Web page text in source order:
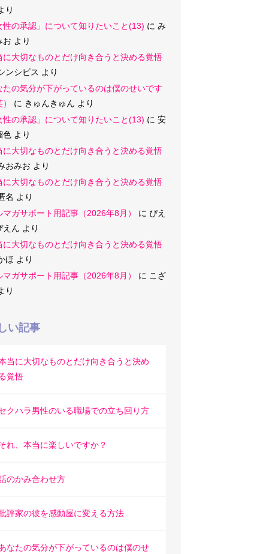
り
性の承認」について知りたいこと(13) に み
お より
に大切なものとだけ向き合うと決める覚悟
ンシビス より
たの気分が下がっているのは僕のせいです
に きゅんきゅん より
性の承認」について知りたいこと(13) に 安
色 より
に大切なものとだけ向き合うと決める覚悟
おみお より
に大切なものとだけ向き合うと決める覚悟
名 より
マガサポート用記事（2026年8月）
に ぴえ
えん より
に大切なものとだけ向き合うと決める覚悟
ほ より
マガサポート用記事（2026年8月）
に こざ
り
い記事
当に大切なものとだけ向き合うと決め
覚悟
クハラ男性のいる職場での立ち回り方
れ、本当に楽しいですか？
のかみ合わせ方
評家の彼を感動屋に変える方法
なたの気分が下がっているのは僕のせ